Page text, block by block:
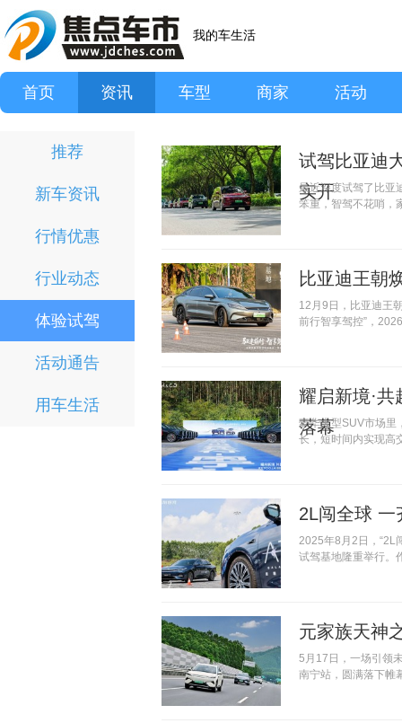
我的车生活
首页 资讯 车型 商家 活动
推荐
新车资讯
行情优惠
行业动态
体验试驾
活动通告
用车生活
试驾比亚迪
实开
最近深度试驾了比亚
笨重，智驾不花哨，
比亚迪王朝
12月9日，比亚迪王
前行智享驾控”，
耀启新境·
落幕
豪华大型SUV市场里
长，短时间内实现高
2L闯全球 一
2025年8月2日，“2L
试驾基地隆重举行。
元家族天神
5月17日，一场引领
南宁站，圆满落下帷